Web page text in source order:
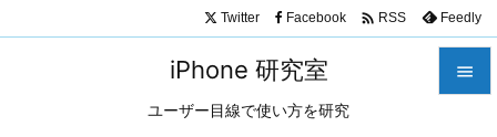
iPhone 研究室
ユーザー目線で使い方を研究

Twitter Facebook  RSS Feedly